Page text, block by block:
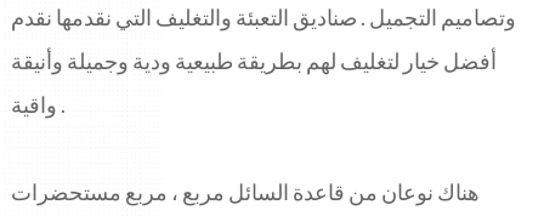
PORTUGUÉS
PYCCKИЙ
FRANÇAIS
وتصاميم التجميل . صناديق التعبئة والتغليف التي نقدمها نقدم
أفضل خيار لتغليف لهم بطريقة طبيعية ودية وجميلة وأنيقة
واقية .
هناك نوعان من قاعدة السائل مربع ، مربع مستحضرات